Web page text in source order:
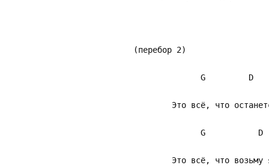
(перебор 2)
G D
Это всё, что
G D
Это всё, что возьму я